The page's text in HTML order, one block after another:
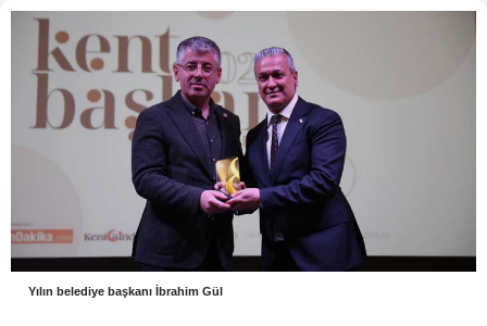
Yılın belediye başkanı İbrahim Gül